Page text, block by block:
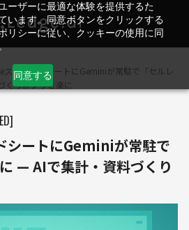
ーザーに最適な体験を提供するた
います。同意ボタンをクリックする
リシーに従い、クッキーの使用に同
同意する
スプレッドシートにGeminiが常駐で「セルレ
くりがグッと楽に
シートにGeminiが常駐で
— AIで集計・資料づくり